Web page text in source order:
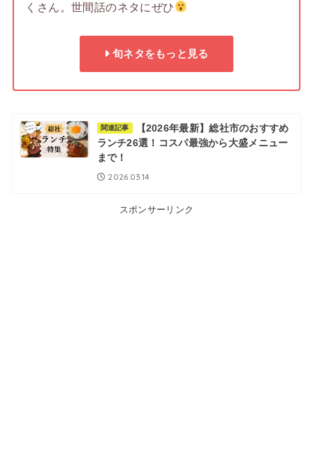
くさん。世間話のネタにぜひ
旬ネタをもっと見る
関連記事
【2026年最新】総社市のおすすめ
ランチ26選！コスパ最強から大盛メニュー
まで！
2026.03.14
スポンサーリンク